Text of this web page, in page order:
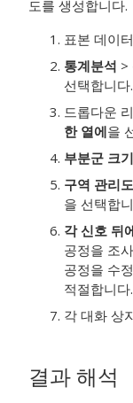
도를 생성합니다.
표본 데이
통계분석 >
선택합니다.
드롭다운
한 열에을
부분군 크기
구역 관리
을 선택합
각 신호 뒤
공정을 조
공정을 수
적절합니다.
각 대화 상
결과 해석